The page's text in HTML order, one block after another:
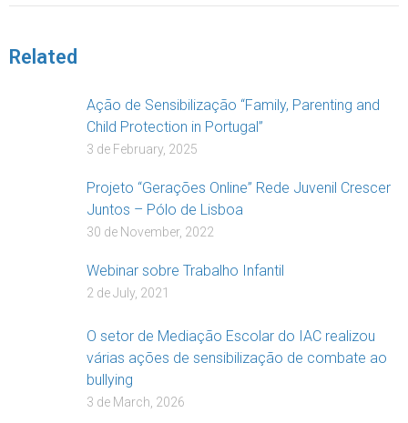
Related
Ação de Sensibilização “Family, Parenting and
Child Protection in Portugal”
3 de February, 2025
Projeto “Gerações Online” Rede Juvenil Crescer
Juntos – Pólo de Lisboa
30 de November, 2022
Webinar sobre Trabalho Infantil
2 de July, 2021
O setor de Mediação Escolar do IAC realizou
várias ações de sensibilização de combate ao
bullying
3 de March, 2026